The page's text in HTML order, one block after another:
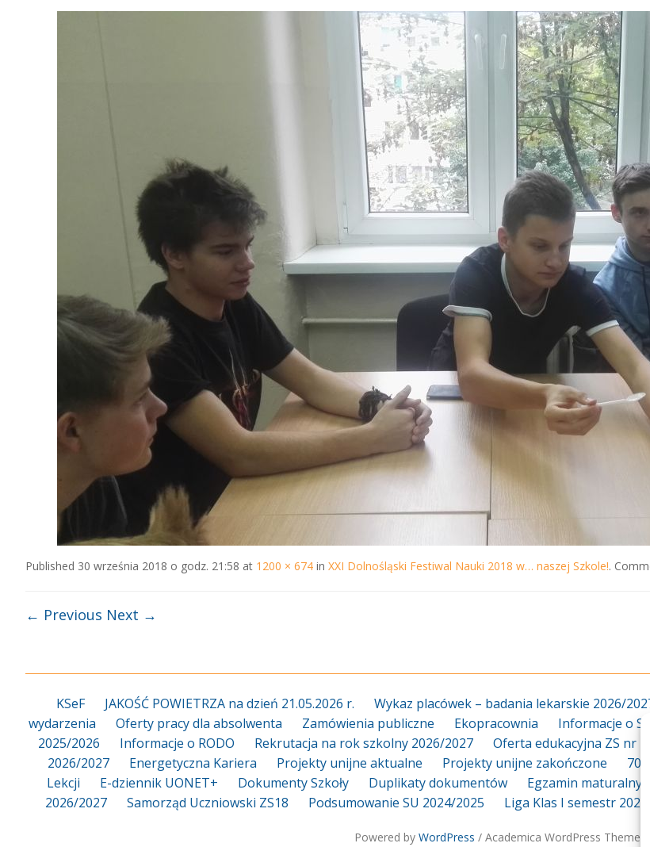
Published 30 września 2018 o godz. 21:58 at 1200 × 674 in XXI Dolnośląski Festiwal Nauki 2018 w… naszej Szkole!.
← Previous Next →
KSeF JAKOŚĆ POWIETRZA na dzień 21.05.2026 r. Wykaz placówek – badania lekarskie 2026/
wydarzenia
Oferty pracy dla absolwenta Zamówienia publiczne Ekopracownia Informacje o
2025/2026
Informacje o RODO Rekrutacja na rok szkolny 2026/2027 Oferta edukacyjna ZS nr
2026/2027
Energetyczna Kariera Projekty unijne aktualne Projekty unijne zakończone 70-
Lekcji
E-dziennik UONET+ Dokumenty Szkoły Duplikaty dokumentów Egzamin maturalny
2026/2027
Samorząd Uczniowski ZS18 Podsumowanie SU 2024/2025 Liga Klas I semestr
Powered by WordPress / Academica WordPress Theme